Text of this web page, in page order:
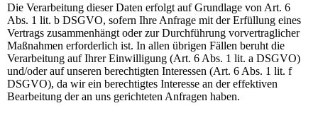
Die Verarbeitung dieser Daten erfolgt auf Grundlage von Art. 6
Abs. 1 lit. b DSGVO, sofern Ihre Anfrage mit der Erfüllung eines
Vertrags zusammenhängt oder zur Durchführung vorvertraglicher
Maßnahmen erforderlich ist. In allen übrigen Fällen beruht die
Verarbeitung auf Ihrer Einwilligung (Art. 6 Abs. 1 lit. a DSGVO)
und/oder auf unseren berechtigten Interessen (Art. 6 Abs. 1 lit. f
DSGVO), da wir ein berechtigtes Interesse an der effektiven
Bearbeitung der an uns gerichteten Anfragen haben.